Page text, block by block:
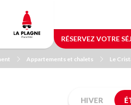
contenu
principal
RÉSERVEZ VOTRE
Appartements et chalets Le
HIVER